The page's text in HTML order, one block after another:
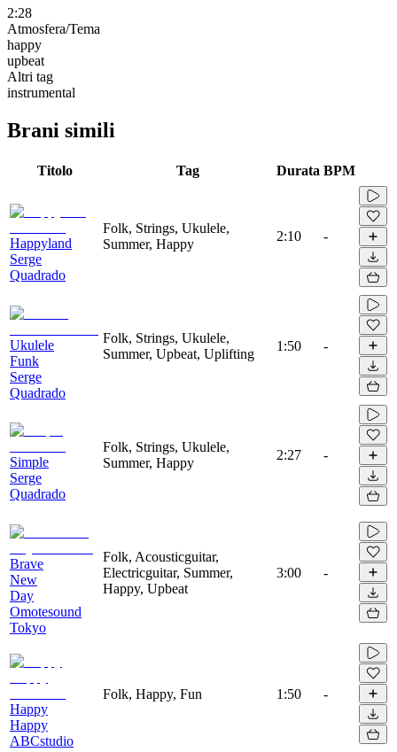
2:28
Atmosfera/Tema
happy
upbeat
Altri tag
instrumental
Brani simili
Titolo Tag Durata BPM
Happyland
Serge
Quadrado
Folk, Strings, Ukulele,
Summer, Happy
2:10 -
Ukulele
Funk
Serge
Quadrado
Folk, Strings, Ukulele,
Summer, Upbeat, Uplifting
1:50 -
Simple
Serge
Quadrado
Folk, Strings, Ukulele,
Summer, Happy
2:27 -
Brave
New
Day
Omotesound
Tokyo
Folk, Acousticguitar,
Electricguitar, Summer,
Happy, Upbeat
3:00 -
Happy
Happy
ABCstudio
Folk, Happy, Fun 1:50 -